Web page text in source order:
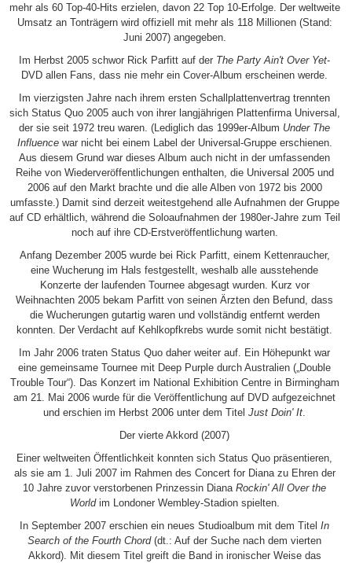
mehr als 60 Top-40-Hits erzielen, davon 22 Top 10-Erfolge. Der weltweite
Umsatz an Tonträgern wird offiziell mit mehr als 118 Millionen (Stand:
Juni 2007) angegeben.
Im Herbst 2005 schwor Rick Parfitt auf der The Party Ain't Over Yet-
DVD allen Fans, dass nie mehr ein Cover-Album erscheinen werde.
Im vierzigsten Jahre nach ihrem ersten Schallplattenvertrag trennten
sich Status Quo 2005 auch von ihrer langjährigen Plattenfirma Universal,
der sie seit 1972 treu waren. (Lediglich das 1999er-Album Under The
Influencewar nicht bei einem Label der Universal-Gruppe erschienen.
Aus diesem Grund war dieses Album auch nicht in der umfassenden
Reihe von Wiederveröffentlichungen enthalten, die Universal 2005 und
2006 auf den Markt brachte und die alle Alben von 1972 bis 2000
umfasste.) Damit sind derzeit weitestgehend alle Aufnahmen der Gruppe
auf CD erhältlich, während die Soloaufnahmen der 1980er-Jahre zum Teil
noch auf ihre CD-Erstveröffentlichung warten.
Anfang Dezember 2005 wurde bei Rick Parfitt, einem Kettenraucher,
eine Wucherung im Hals festgestellt, weshalb alle ausstehende
Konzerte der laufenden Tournee abgesagt wurden. Kurz vor
Weihnachten 2005 bekam Parfitt von seinen Ärzten den Befund, dass
die Wucherungen gutartig waren und vollständig entfernt werden
konnten. Der Verdacht auf Kehlkopfkrebs wurde somit nicht bestätigt.
Im Jahr 2006 traten Status Quo daher weiter auf. Ein Höhepunkt war
eine gemeinsame Tournee mit Deep Purple durch Australien („Double
Trouble Tour“). Das Konzert im National Exhibition Centre in Birmingham
am 21. Mai 2006 wurde für die Veröffentlichung auf DVD aufgezeichnet
und erschien im Herbst 2006 unter dem TitelJust Doin' It.
Der vierte Akkord (2007)
Einer weltweiten Öffentlichkeit konnten sich Status Quo präsentieren,
als sie am 1. Juli 2007 im Rahmen des Concert for Diana zu Ehren der
10 Jahre zuvor verstorbenen Prinzessin DianaRockin' All Over the
Worldim Londoner Wembley-Stadion spielten.
In September 2007 erschien ein neues Studioalbum mit dem TitelIn
Search of the Fourth Chord(dt.: Auf der Suche nach dem vierten
Akkord). Mit diesem Titel greift die Band in ironischer Weise das